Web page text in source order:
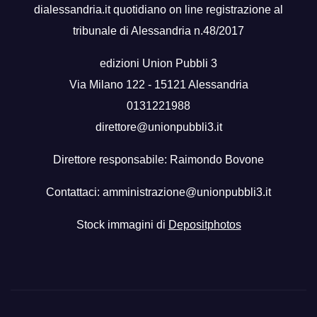
dialessandria.it quotidiano on line registrazione al
tribunale di Alessandria n.48/2017
edizioni Union Pubbli 3
Via Milano 122 - 15121 Alessandria
0131221988
direttore@unionpubbli3.it
Direttore responsabile: Raimondo Bovone
Contattaci: amministrazione@unionpubbli3.it
Stock immagini di Depositphotos